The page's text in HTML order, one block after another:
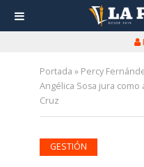
Portada » Percy
Angélica Sosa jura
Cruz
GESTIÓN